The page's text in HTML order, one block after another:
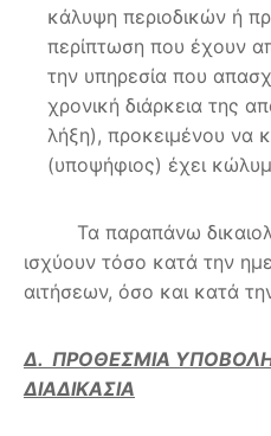
κάλυψη περιοδικών ή
περίπτωση που έχουν
την υπηρεσία που
χρονική διάρκεια της
λήξη), προκειμένου να
(υποψήφιος) έχει
Τα παραπάνω
ισχύουν τόσο κατά την
αιτήσεων, όσο και κατά
Δ. ΠΡΟΘΕΣΜΙΑ
ΔΙΑΔΙΚΑΣΙΑ